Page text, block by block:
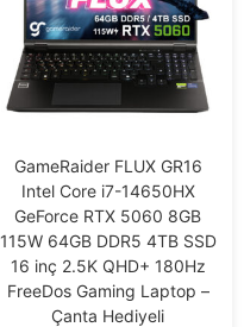
GameRaider FLUX GR16
Intel Core i7-14650HX
GeForce RTX 5060 8GB
115W 64GB DDR5 4TB SSD
16 inç 2.5K QHD+ 180Hz
FreeDos Gaming Laptop –
Çanta Hediyeli